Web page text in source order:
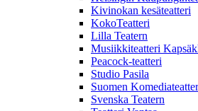
Kivinokan kesäteatteri
KokoTeatteri
Lilla Teatern
Musiikkiteatteri
Peacock-teatteri
Studio Pasila
Suomen
Svenska Teatern